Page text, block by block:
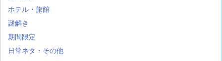
ホテル・旅館
謎解き
期間限定
日常ネタ・その他